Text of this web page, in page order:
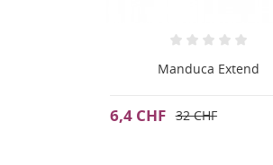
Manduca First Pure